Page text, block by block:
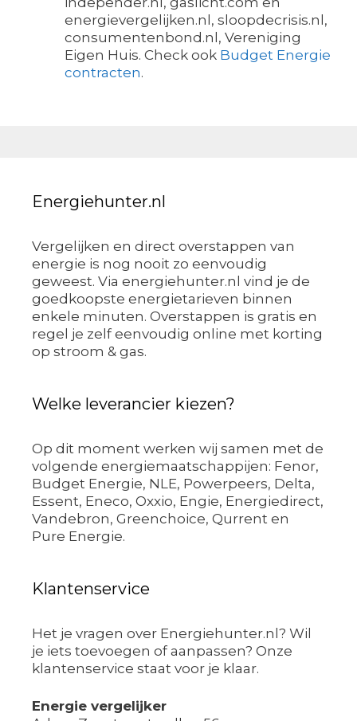
energievergelijken.nl, sloopdecrisis.nl,
consumentenbond.nl, Vereniging
Eigen Huis. Check ook Budget Energie
contracten.
Energiehunter.nl
Vergelijken en direct overstappen van
energie is nog nooit zo eenvoudig
geweest. Via energiehunter.nl vind je de
goedkoopste energietarieven binnen
enkele minuten. Overstappen is gratis en
regel je zelf eenvoudig online met korting
op stroom & gas.
Welke leverancier kiezen?
Op dit moment werken wij samen met de
volgende energiemaatschappijen: Fenor,
Budget Energie, NLE, Powerpeers, Delta,
Essent, Eneco, Oxxio, Engie, Energiedirect,
Vandebron, Greenchoice, Qurrent en
Pure Energie.
Klantenservice
Het je vragen over Energiehunter.nl? Wil
je iets toevoegen of aanpassen? Onze
klantenservice staat voor je klaar.
Energie vergelijker